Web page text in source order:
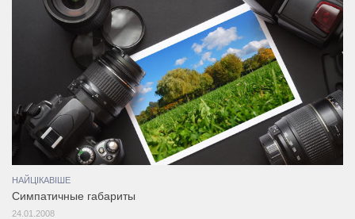
НАЙЦІКАВІШЕ
Cимпатичные габариты
24.01.2008